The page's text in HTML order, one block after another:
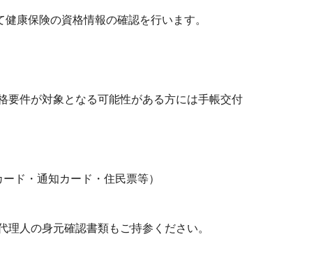
康保険の資格情報の確認を行います。
件が対象となる可能性がある方には手帳交付
ド・通知カード・住民票等）
人の身元確認書類もご持参ください。